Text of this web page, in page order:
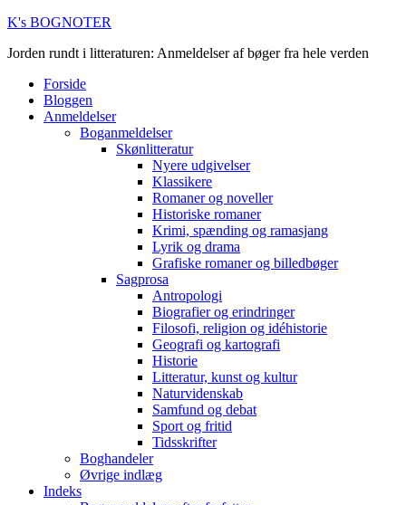
K's BOGNOTER
Jorden rundt i litteraturen: Anmeldelser af bøger fra hele verden
Forside
Bloggen
Anmeldelser
Boganmeldelser
Skønlitteratur
Nyere udgivelser
Klassikere
Romaner og noveller
Historiske romaner
Krimi, spænding og ramasjang
Lyrik og drama
Grafiske romaner og billedbøger
Sagprosa
Antropologi
Biografier og erindringer
Filosofi, religion og idéhistorie
Geografi og kartografi
Historie
Litteratur, kunst og kultur
Naturvidenskab
Samfund og debat
Sport og fritid
Tidsskrifter
Boghandeler
Øvrige indlæg
Indeks